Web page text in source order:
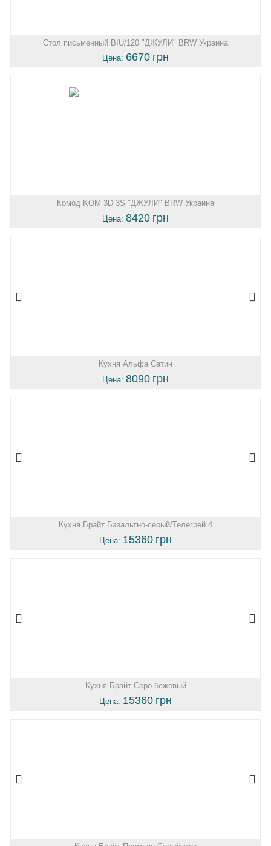
Стол письменный BIU/120 "ДЖУЛИ" BRW Украина
Цена: 6670 грн
Комод KOM 3D 3S "ДЖУЛИ" BRW Украина
Цена: 8420 грн
Кухня Альфа Сатин
Цена: 8090 грн
Кухня Брайт Базальтно-серый/Телегрей 4
Цена: 15360 грн
Кухня Брайт Серо-бежевый
Цена: 15360 грн